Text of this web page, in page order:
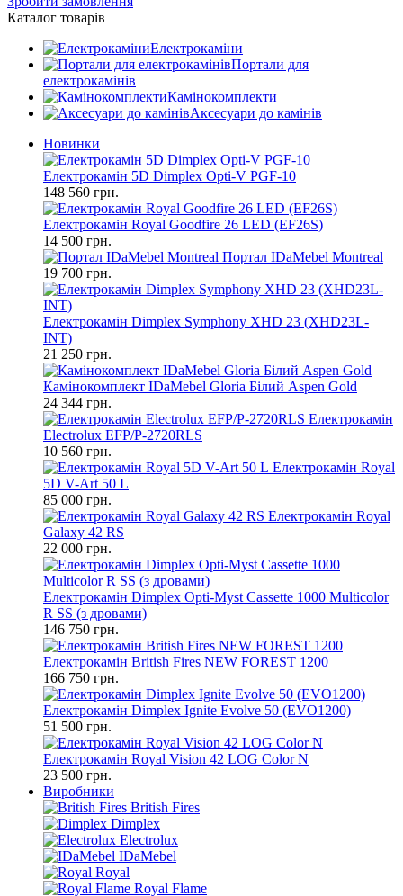
Каталог товарів
Електрокаміни
Портали для
електрокамінів
Камінокомплекти
Аксесуари до камінів
Новинки
Електрокамін 5D Dimplex Opti-V PGF-10
148 560 грн.
Електрокамін Royal Goodfire 26 LED (EF26S)
14 500 грн.
Портал IDaMebel Montreal
19 700 грн.
Електрокамін Dimplex Symphony XHD 23 (XHD23L-
INT)
21 250 грн.
Камінокомплект IDaMebel Gloria Білий Aspen Gold
24 344 грн.
Електрокамін
Electrolux EFP/P-2720RLS
10 560 грн.
Електрокамін Royal
5D V-Art 50 L
85 000 грн.
Електрокамін Royal
Galaxy 42 RS
22 000 грн.
Електрокамін Dimplex Opti-Myst Cassette 1000 Multicolor
R SS (з дровами)
146 750 грн.
Електрокамін British Fires NEW FOREST 1200
166 750 грн.
Електрокамін Dimplex Ignite Evolve 50 (EVO1200)
51 500 грн.
Електрокамін Royal Vision 42 LOG Color N
23 500 грн.
Виробники
British Fires
Dimplex
Electrolux
IDaMebel
Royal
Royal Flame